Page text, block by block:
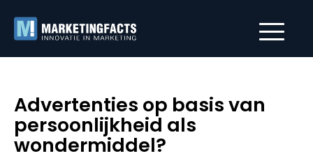
Advertenties op basis van
persoonlijkheid als
wondermiddel?